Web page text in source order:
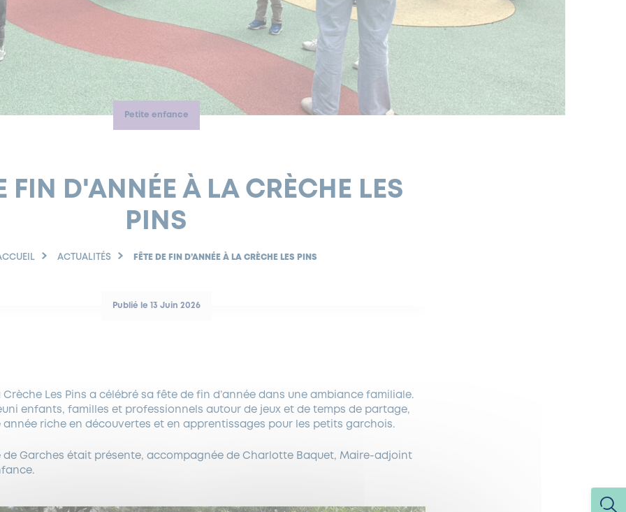
Petite enfance
FIN D'ANNÉE À LA CRÈCHE LES
PINS
ACTUALITÉS FÊTE DE FIN D’ANNÉE À LA CRÈCHE LES PINS
Publié le 13 Juin 2026
Crèche Les Pins a célébré sa fête de fin d’année dans une ambiance familiale.
enfants, familles et professionnels autour de jeux et de temps de partage,
année riche en découvertes et en apprentissages pour les petits garchois.
de Garches était présente, accompagnée de Charlotte Baquet, Maire-adjoint